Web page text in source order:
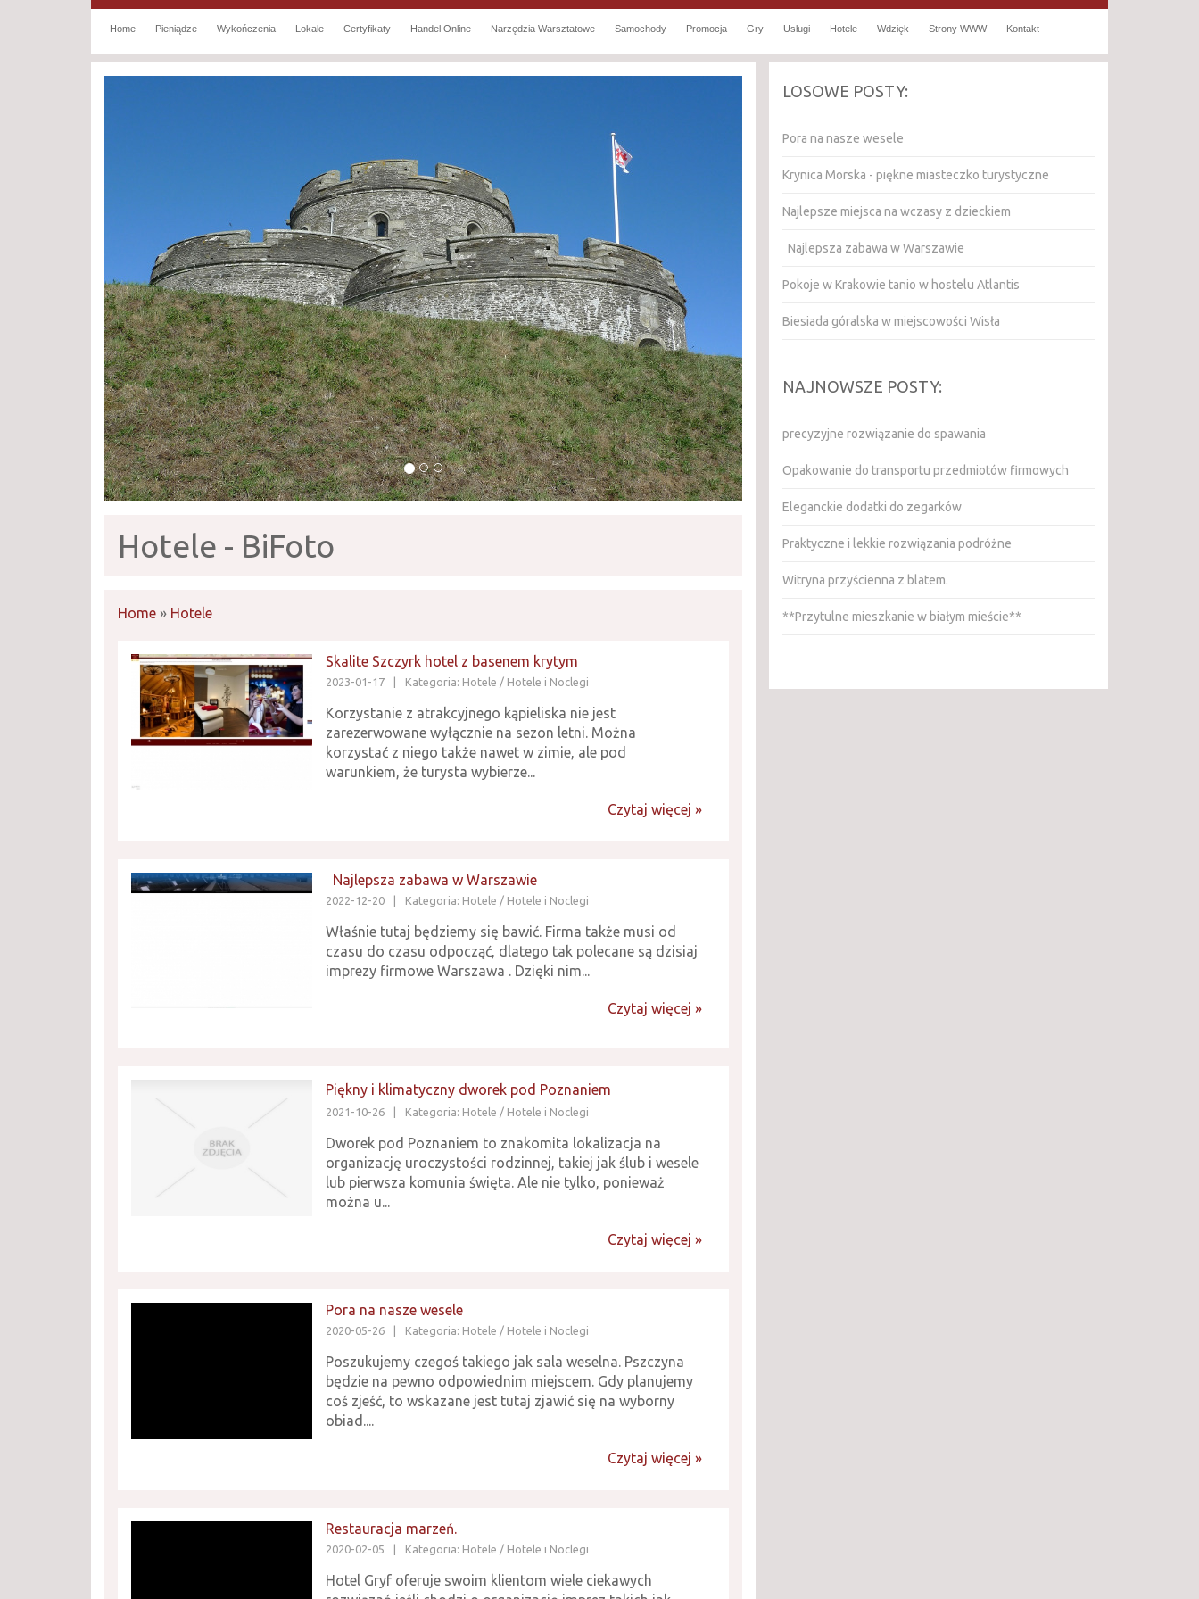
Home Pieniądze Wykończenia Lokale Certyfikaty Handel Online Narzędzia Warsztatowe Samochody Promocja Gry Usługi Hotele Wdzięk Strony WWW Kontakt
Hotele - BiFoto
Home » Hotele
Skalite Szczyrk hotel z basenem krytym
2023-01-17 Kategoria: Hotele / Hotele i Noclegi
Korzystanie z atrakcyjnego kąpieliska nie jest
zarezerwowane wyłącznie na sezon letni. Można
korzystać z niego także nawet w zimie, ale pod
warunkiem, że turysta wybierze...
Czytaj więcej »
Najlepsza zabawa w Warszawie
2022-12-20 Kategoria: Hotele / Hotele i Noclegi
Właśnie tutaj będziemy się bawić. Firma także musi od
czasu do czasu odpocząć, dlatego tak polecane są dzisiaj
imprezy firmowe Warszawa . Dzięki nim...
Czytaj więcej »
Piękny i klimatyczny dworek pod Poznaniem
2021-10-26 Kategoria: Hotele / Hotele i Noclegi
Dworek pod Poznaniem to znakomita lokalizacja na
organizację uroczystości rodzinnej, takiej jak ślub i wesele
lub pierwsza komunia święta. Ale nie tylko, ponieważ
można u...
Czytaj więcej »
Pora na nasze wesele
2020-05-26 Kategoria: Hotele / Hotele i Noclegi
Poszukujemy czegoś takiego jak sala weselna. Pszczyna
będzie na pewno odpowiednim miejscem. Gdy planujemy
coś zjeść, to wskazane jest tutaj zjawić się na wyborny
obiad....
Czytaj więcej »
Restauracja marzeń.
2020-02-05 Kategoria: Hotele / Hotele i Noclegi
Hotel Gryf oferuje swoim klientom wiele ciekawych
LOSOWE POSTY:
Pora na nasze wesele
Krynica Morska - piękne miasteczko turystyczne
Najlepsze miejsca na wczasy z dzieckiem
Najlepsza zabawa w Warszawie
Pokoje w Krakowie tanio w hostelu Atlantis
Biesiada góralska w miejscowości Wisła
NAJNOWSZE POSTY:
precyzyjne rozwiązanie do spawania
Opakowanie do transportu przedmiotów firmowych
Eleganckie dodatki do zegarków
Praktyczne i lekkie rozwiązania podróżne
Witryna przyścienna z blatem.
**Przytulne mieszkanie w białym mieście**